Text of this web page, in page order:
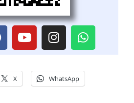
X WhatsApp